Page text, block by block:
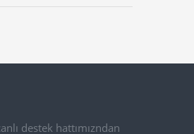
destek hattımızndan